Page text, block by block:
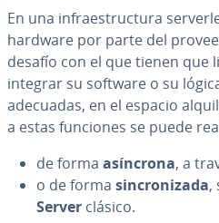
En una in­frae­s­tru­c­tu­ra
hardware por parte del
desafío con el que tienen que
integrar su software o su
adecuadas, en el espacio
a estas funciones se puede
de forma asíncrona, a
o de forma si­n­cro­ni­za­da,
Server clásico.